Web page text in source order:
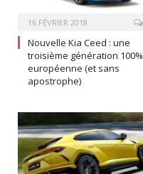
16 FÉVRIER 2018
Nouvelle Kia Ceed : une
troisième génération 100%
européenne (et sans
apostrophe)